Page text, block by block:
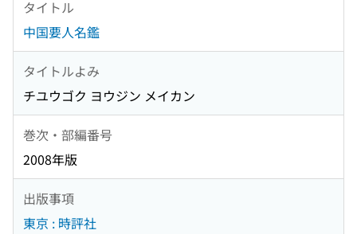
タイトル
中国要人名鑑
タイトルよみ
チユウゴク ヨウジン メイカン
巻次・部編番号
2008年版
出版事項
東京 : 時評社